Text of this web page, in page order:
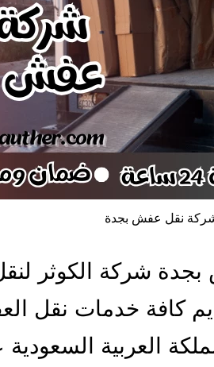
نقل عفش بجدة
شركة الكوثر
كافة خدمات نقل
العربية